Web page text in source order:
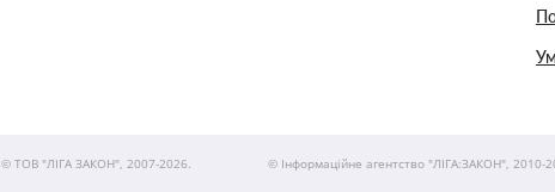
© ТОВ "ЛІГА ЗАКОН", 2007-2026. © Інформаційне агентство "ЛІГА:ЗАКОН", 2010-